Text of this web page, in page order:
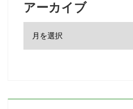
アーカイブ